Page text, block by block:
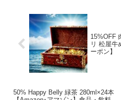
15%OFF
リ 松屋牛
ーポン】
50% Happy Belly 緑茶 280ml×24本